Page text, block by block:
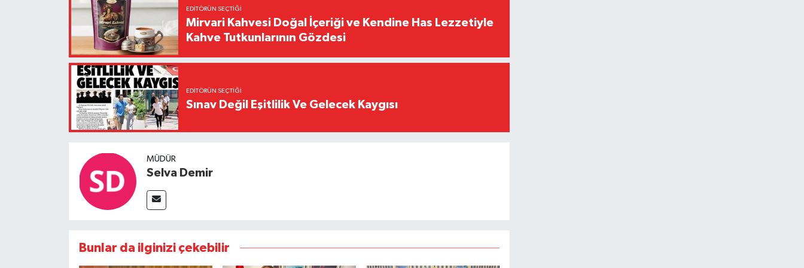
EDITÖRÜN SEÇTIĞI
Mirvari Kahvesi Doğal İçeriği ve Kendine Has Lezzetiyle
Kahve Tutkunlarının Gözdesi
EDITÖRÜN SEÇTIĞI
Sınav Değil Eşitlilik Ve Gelecek Kaygısı
MÜDÜR
Selva Demir
Bunlar da ilginizi çekebilir